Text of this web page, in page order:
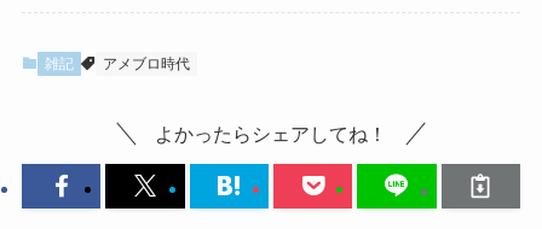
雑記 アメブロ時代
よかったらシェアしてね！